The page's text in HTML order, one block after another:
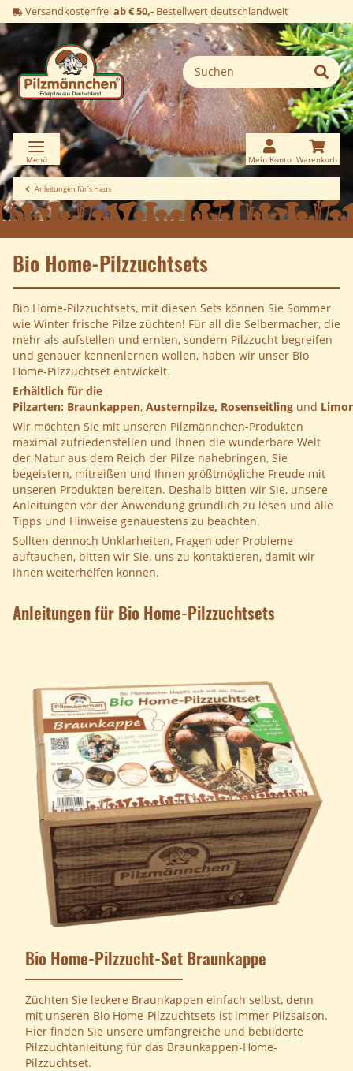
Versandkostenfreiab € 50,- Bestellwert deutschlandweit
Anleitungen für's Haus
Bio Home-Pilzzuchtsets
Bio Home-Pilzzuchtsets, mit diesen Sets können Sie Sommer
wie Winter frische Pilze züchten! Für all die Selbermacher, die
mehr als aufstellen und ernten, sondern Pilzzucht begreifen
und genauer kennenlernen wollen, haben wir unser Bio
Home-Pilzzuchtset entwickelt.
Erhältlich für die
Pilzarten: Braunkappen, Austernpilze, Rosenseitling und
Wir möchten Sie mit unseren Pilzmännchen-Produkten
maximal zufriedenstellen und Ihnen die wunderbare Welt
der Natur aus dem Reich der Pilze nahebringen, Sie
begeistern, mitreißen und Ihnen größtmögliche Freude mit
unseren Produkten bereiten. Deshalb bitten wir Sie, unsere
Anleitungen vor der Anwendung gründlich zu lesen und alle
Tipps und Hinweise genauestens zu beachten.
Sollten dennoch Unklarheiten, Fragen oder Probleme
auftauchen, bitten wir Sie, uns zu kontaktieren, damit wir
Ihnen weiterhelfen können.
Anleitungen für Bio Home-Pilzzuchtsets
Bio Home-Pilzzucht-Set Braunkappe
Züchten Sie leckere Braunkappen einfach selbst, denn
mit unseren Bio Home-Pilzzuchtsets ist immer Pilzsaison.
Hier finden Sie unsere umfangreiche und bebilderte
Pilzzuchtanleitung für das Braunkappen-Home-
Pilzzuchtset.